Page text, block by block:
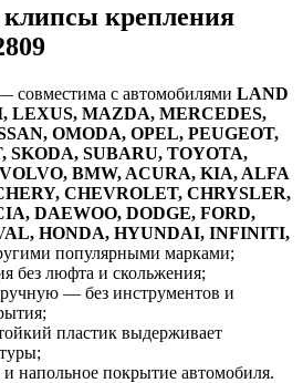
крепления
совместима с автомобилями LAND
LEXUS, MAZDA, MERCEDES,
OMODA, OPEL, PEUGEOT,
SKODA, SUBARU, TOYOTA,
BMW, ACURA, KIA, ALFA
CHEVROLET, CHRYSLER,
DAEWOO, DODGE, FORD,
HONDA, HYUNDAI, INFINITI,
популярными марками;
без люфта и скольжения;
— без инструментов и
пластик выдерживает
и напольное покрытие автомобиля.